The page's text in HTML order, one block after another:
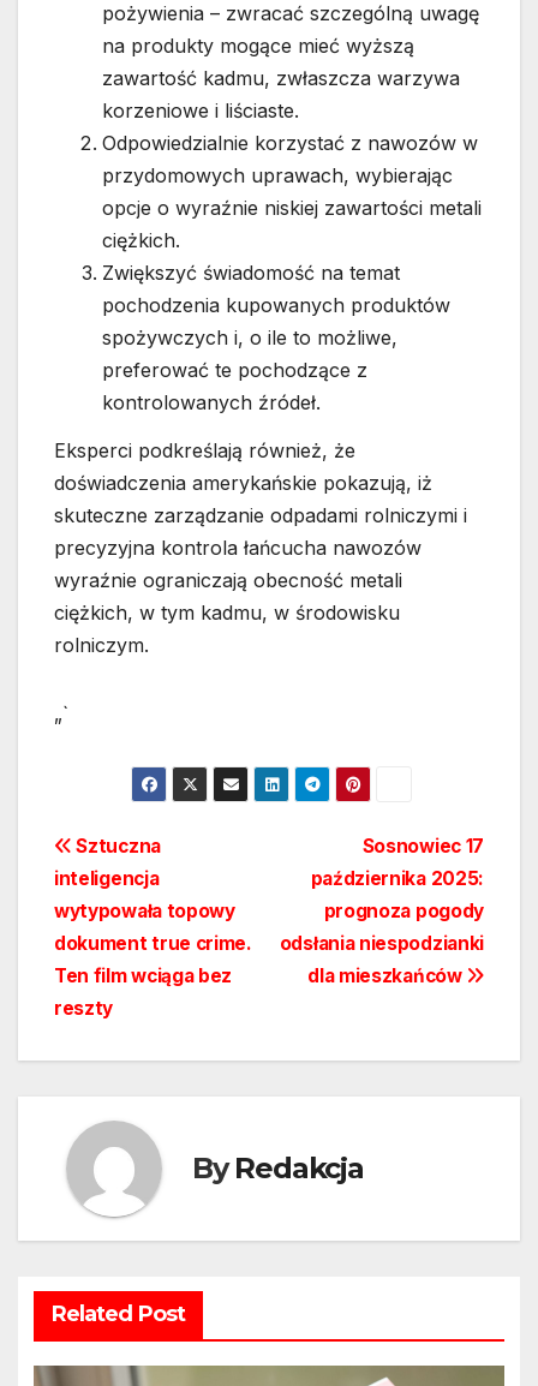
pożywienia – zwracać szczególną uwagę
na produkty mogące mieć wyższą
zawartość kadmu, zwłaszcza warzywa
korzeniowe i liściaste.
Odpowiedzialnie korzystać z nawozów w
przydomowych uprawach, wybierając
opcje o wyraźnie niskiej zawartości metali
ciężkich.
Zwiększyć świadomość na temat
pochodzenia kupowanych produktów
spożywczych i, o ile to możliwe,
preferować te pochodzące z
kontrolowanych źródeł.
Eksperci podkreślają również, że
doświadczenia amerykańskie pokazują, iż
skuteczne zarządzanie odpadami rolniczymi i
precyzyjna kontrola łańcucha nawozów
wyraźnie ograniczają obecność metali
ciężkich, w tym kadmu, w środowisku
rolniczym.
„`
Nawigacja
wpisu
Sosnowiec 17
października 2025:
prognoza pogody
odsłania niespodzianki
dla mieszkańców
Sztuczna
inteligencja
wytypowała topowy
dokument true crime.
Ten film wciąga bez
reszty
ByRedakcja
Related Post